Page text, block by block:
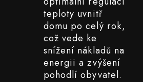
teploty uvnitř
domu po celý rok,
což vede ke
snížení nákladů na
energii a zvýšení
pohodlí obyvatel.